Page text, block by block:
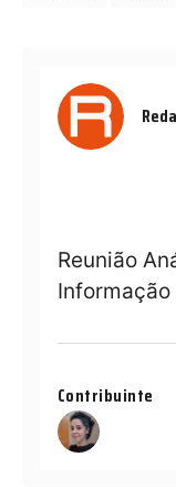
Reunião
Informação
Contribuinte